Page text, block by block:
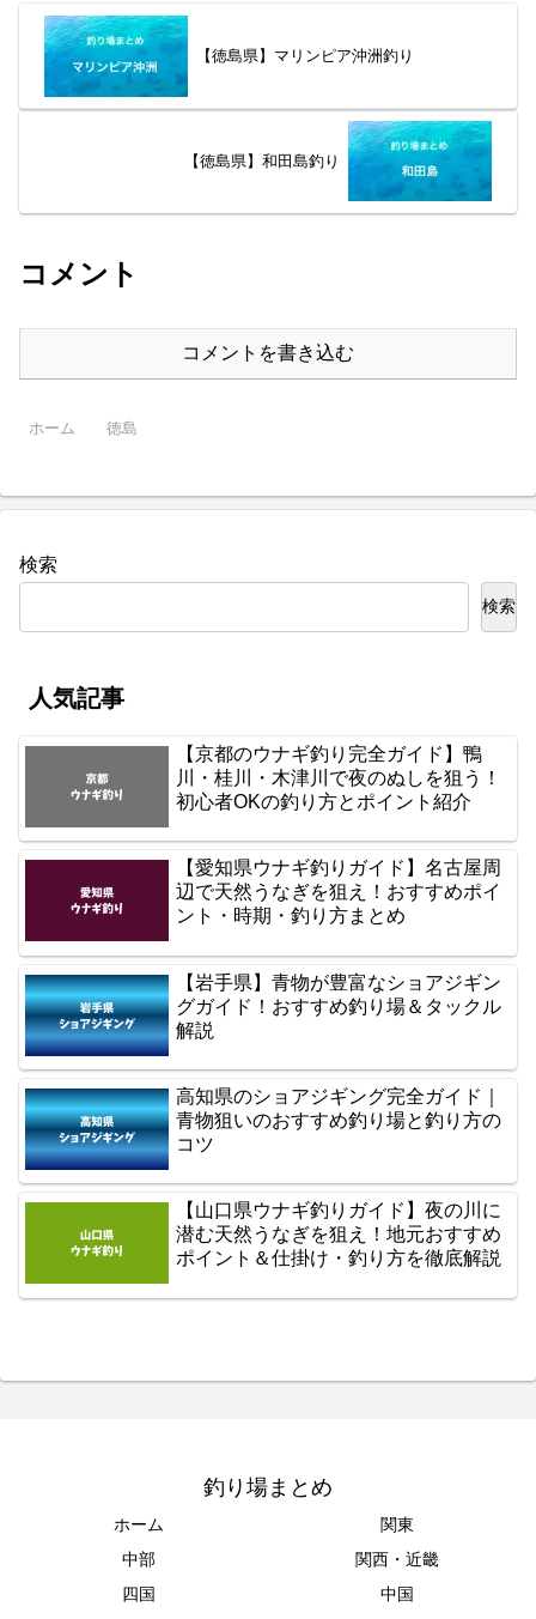
【徳島県】マリンピア沖洲釣り
【徳島県】和田島釣り
コメント
コメントを書き込む
ホーム 徳島
検索
検索
人気記事
【京都のウナギ釣り完全ガイド】鴨
川・桂川・木津川で夜のぬしを狙う！
初心者OKの釣り方とポイント紹介
【愛知県ウナギ釣りガイド】名古屋周
辺で天然うなぎを狙え！おすすめポイ
ント・時期・釣り方まとめ
【岩手県】青物が豊富なショアジギン
グガイド！おすすめ釣り場＆タックル
解説
高知県のショアジギング完全ガイド｜
青物狙いのおすすめ釣り場と釣り方の
コツ
【山口県ウナギ釣りガイド】夜の川に
潜む天然うなぎを狙え！地元おすすめ
ポイント＆仕掛け・釣り方を徹底解説
釣り場まとめ
ホーム
関東
中部
関西・近畿
四国
中国